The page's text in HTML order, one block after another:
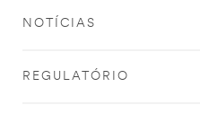
NOTÍCIAS
REGULATÓRIO